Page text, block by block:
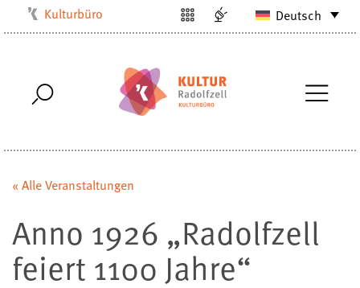
Kulturbüro
Stadtarchiv
Stadtbibliothek
Villa Bosch
Deutsch
« Alle Veranstaltungen
Anno 1926 „Radolfzell
feiert 1100 Jahre“